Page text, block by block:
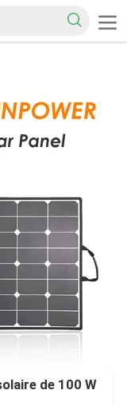
de 100 W